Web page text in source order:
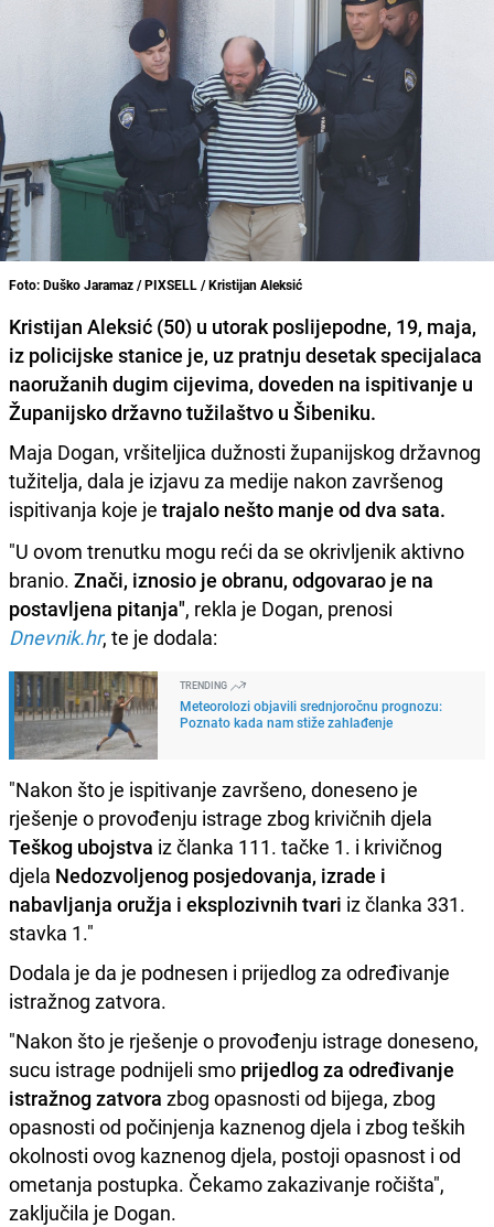
Foto: Duško Jaramaz / PIXSELL / Kristijan Aleksić
Kristijan Aleksić (50) u utorak poslijepodne, 19, maja,
iz policijske stanice je, uz pratnju desetak specijalaca
naoružanih dugim cijevima, doveden na ispitivanje u
Županijsko državno tužilaštvo u Šibeniku.
Maja Dogan, vršiteljica dužnosti županijskog državnog
tužitelja, dala je izjavu za medije nakon završenog
ispitivanja koje je trajalo nešto manje od dva sata.
"U ovom trenutku mogu reći da se okrivljenik aktivno
branio. Znači, iznosio je obranu, odgovarao je na
postavljena pitanja", rekla je Dogan, prenosi
Dnevnik.hr, te je dodala:
TRENDING
Meteorolozi objavili srednjoročnu prognozu:
Poznato kada nam stiže zahlađenje
"Nakon što je ispitivanje završeno, doneseno je
rješenje o provođenju istrage zbog krivičnih djela
Teškog ubojstva iz članka 111. tačke 1. i krivičnog
djela Nedozvoljenog posjedovanja, izrade i
nabavljanja oružja i eksplozivnih tvari iz članka 331.
stavka 1."
Dodala je da je podnesen i prijedlog za određivanje
istražnog zatvora.
"Nakon što je rješenje o provođenju istrage doneseno,
sucu istrage podnijeli smo prijedlog za određivanje
istražnog zatvora zbog opasnosti od bijega, zbog
opasnosti od počinjenja kaznenog djela i zbog teških
okolnosti ovog kaznenog djela, postoji opasnost i od
ometanja postupka. Čekamo zakazivanje ročišta",
zaključila je Dogan.